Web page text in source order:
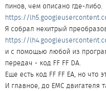
пинов, чем описано где-либо.
https://
Я собрал нехитрый
https://
и с помощью любой из
передач - код FF FF DA.
Еще есть код FF FF EA, но что
И главное, до EMC двигателя